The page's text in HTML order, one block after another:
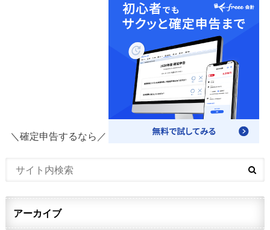
＼確定申告するなら／
アーカイブ